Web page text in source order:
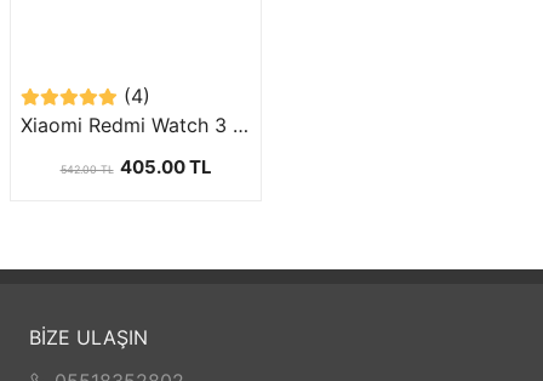
(4)
Xiaomi Redmi Watch 3 Uyumlu Silikon Kordon-81
542.00 TL 405.00 TL
BİZE ULAŞIN